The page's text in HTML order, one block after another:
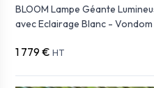
BLOOM Lampe Géante
avec Eclairage Blanc - Vondom
1 779 € HT